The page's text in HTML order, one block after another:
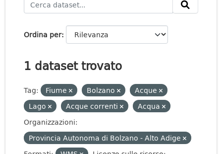
Ordina per
1 dataset trovato
Tag: Fiume Bolzano
Acque
Lago
Acque correnti
Acqua
Organizzazioni:
Provincia Autonoma di Bolzano - Alto Adige